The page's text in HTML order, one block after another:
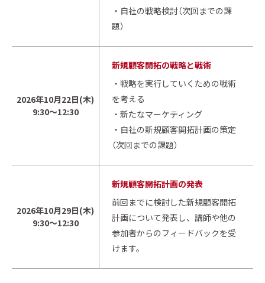
・自社の戦略検討（次回までの課
題）
2026年10月22日(木)
9:30～12:30
新規顧客開拓の戦略と戦術
・戦略を実行していくための戦術
を考える
・新たなマーケティング
・自社の新規顧客開拓計画の策定
（次回までの課題）
2026年10月29日(木)
9:30～12:30
新規顧客開拓計画の発表
前回までに検討した新規顧客開拓
計画について発表し、講師や他の
参加者からのフィードバックを受
けます。